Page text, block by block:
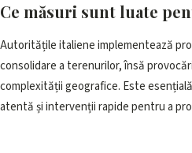
Ce măsuri sunt luate
Autoritățile italiene implementează
consolidare a terenurilor, însă
complexității geografice. Este
atentă și intervenții rapide pentru a